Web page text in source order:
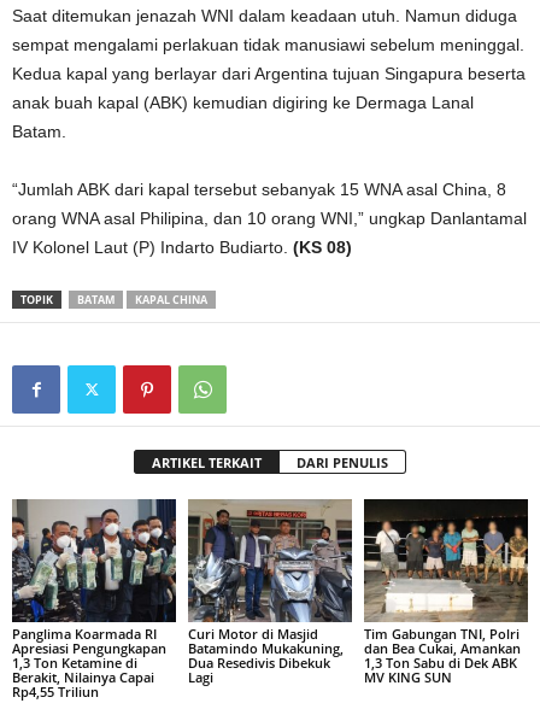
Saat ditemukan jenazah WNI dalam keadaan utuh. Namun diduga
sempat mengalami perlakuan tidak manusiawi sebelum meninggal.
Kedua kapal yang berlayar dari Argentina tujuan Singapura beserta
anak buah kapal (ABK) kemudian digiring ke Dermaga Lanal
Batam.
“Jumlah ABK dari kapal tersebut sebanyak 15 WNA asal China, 8
orang WNA asal Philipina, dan 10 orang WNI,” ungkap Danlantamal
IV Kolonel Laut (P) Indarto Budiarto. (KS 08)
TOPIK BATAM KAPAL CHINA
ARTIKEL TERKAIT DARI PENULIS
Panglima Koarmada RI
Apresiasi Pengungkapan
1,3 Ton Ketamine di
Berakit, Nilainya Capai
Rp4,55 Triliun
Curi Motor di Masjid
Batamindo Mukakuning,
Dua Resedivis Dibekuk
Lagi
Tim Gabungan TNI, Polri
dan Bea Cukai, Amankan
1,3 Ton Sabu di Dek ABK
MV KING SUN